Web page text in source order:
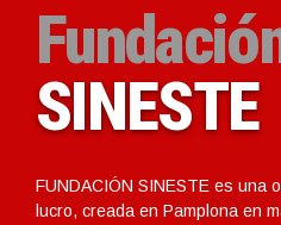
SINESTE
FUNDACIÓN SINESTE es una
lucro, creada en Pamplona en